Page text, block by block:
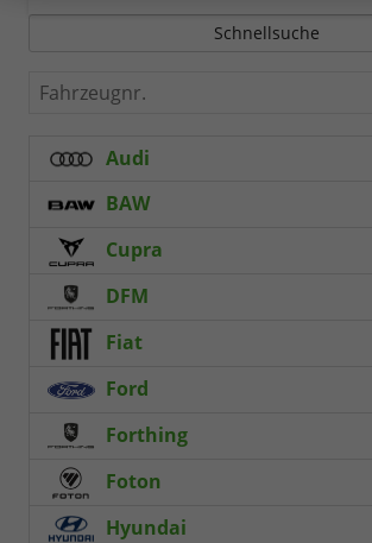
Schnellsuche
Fahrzeugnr.
Audi
BAW
Cupra
DFM
Fiat
Ford
Forthing
Foton
Hyundai